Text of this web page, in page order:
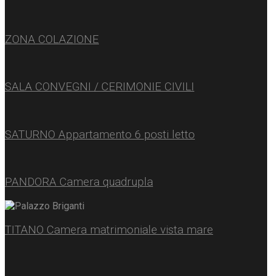
ZONA COLAZIONE
SALA CONVEGNI / CERIMONIE CIVILI
SATURNO Appartamento 6 posti letto
PANDORA Camera quadrupla
TITANO Camera matrimoniale vista mare